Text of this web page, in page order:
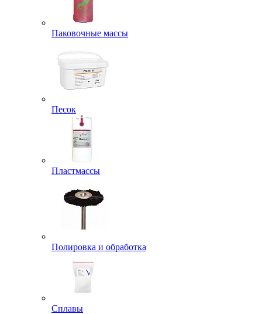
Паковочные массы
Песок
Пластмассы
Полировка и обработка
Сплавы